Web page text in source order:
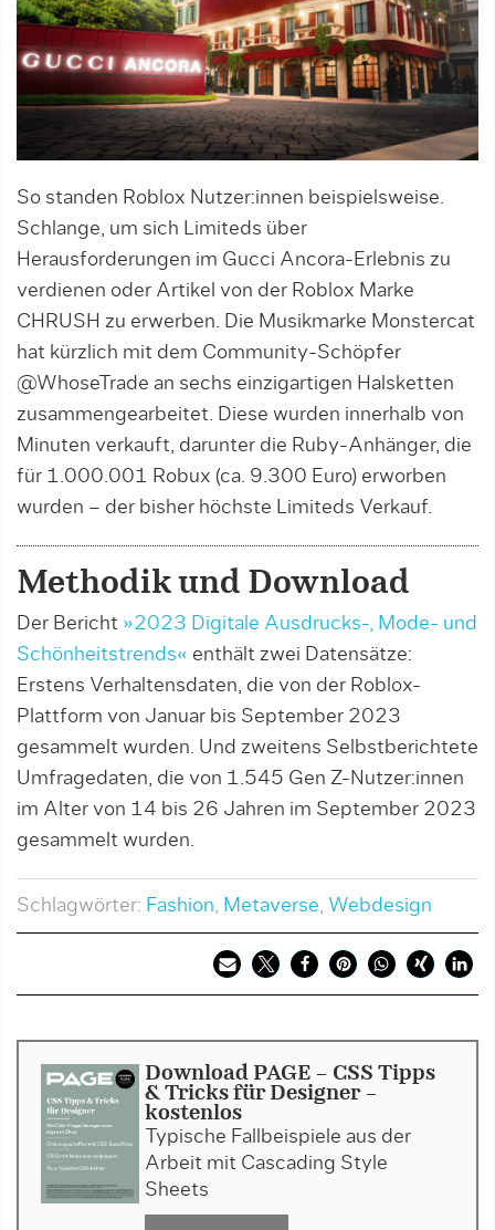
So standen Roblox Nutzer:innen beispielsweise.
Schlange, um sich Limiteds über
Herausforderungen im Gucci Ancora-Erlebnis zu
verdienen oder Artikel von der Roblox Marke
CHRUSH zu erwerben. Die Musikmarke Monstercat
hat kürzlich mit dem Community-Schöpfer
@WhoseTrade an sechs einzigartigen Halsketten
zusammengearbeitet. Diese wurden innerhalb von
Minuten verkauft, darunter die Ruby-Anhänger, die
für 1.000.001 Robux (ca. 9.300 Euro) erworben
wurden – der bisher höchste Limiteds Verkauf.
Methodik und Download
Der Bericht »2023 Digitale Ausdrucks-, Mode- und
Schönheitstrends« enthält zwei Datensätze:
Erstens Verhaltensdaten, die von der Roblox-
Plattform von Januar bis September 2023
gesammelt wurden. Und zweitens Selbstberichtete
Umfragedaten, die von 1.545 Gen Z-Nutzer:innen
im Alter von 14 bis 26 Jahren im September 2023
gesammelt wurden.
Schlagwörter: Fashion, Metaverse, Webdesign
Download PAGE - CSS Tipps
& Tricks für Designer -
kostenlos
Typische Fallbeispiele aus der
Arbeit mit Cascading Style
Sheets